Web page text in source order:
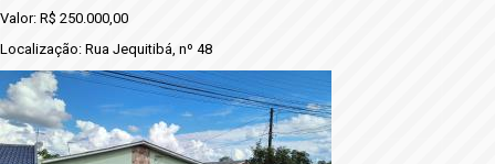
Valor: R$ 250.000,00
Localização: Rua Jequitibá, nº 48